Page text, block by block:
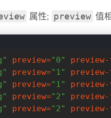
属性; preview 值
preview="0"
preview="1"
preview="1"
preview="2"
preview="2"